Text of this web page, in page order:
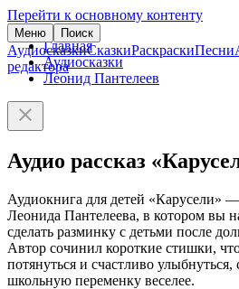
Перейти к основному контенту
Меню Поиск
АудиосказкиСказкиРаскраскиПесни
редактора
Главная
Аудиосказки
Леонид Пантелеев
Аудио рассказ
Аудиокнига для детей «Карусели» —
Леонида Пантелеева, в котором вы
сделать разминку с детьми после
Автор сочинил короткие стишки,
потянуться и счастливо
школьную переменку веселее.